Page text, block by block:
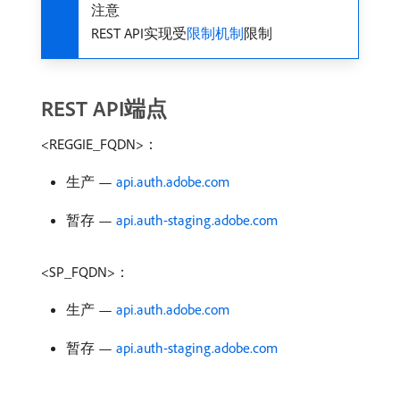
注意
REST API实现受限制机制限制
REST API端点
<REGGIE_FQDN>：
生产 — api.auth.adobe.com
暂存 — api.auth-staging.adobe.com
<SP_FQDN>：
生产 — api.auth.adobe.com
暂存 — api.auth-staging.adobe.com